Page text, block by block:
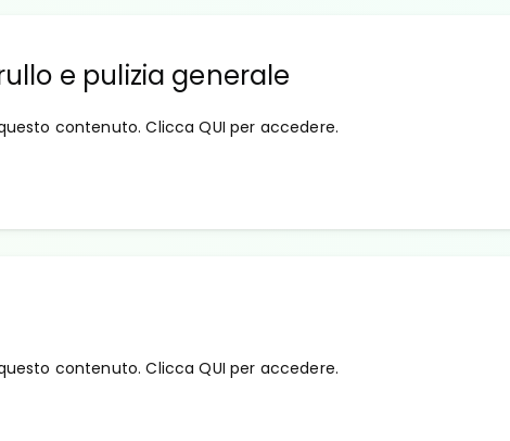
e pulizia generale
contenuto. Clicca QUI per accedere.
contenuto. Clicca QUI per accedere.